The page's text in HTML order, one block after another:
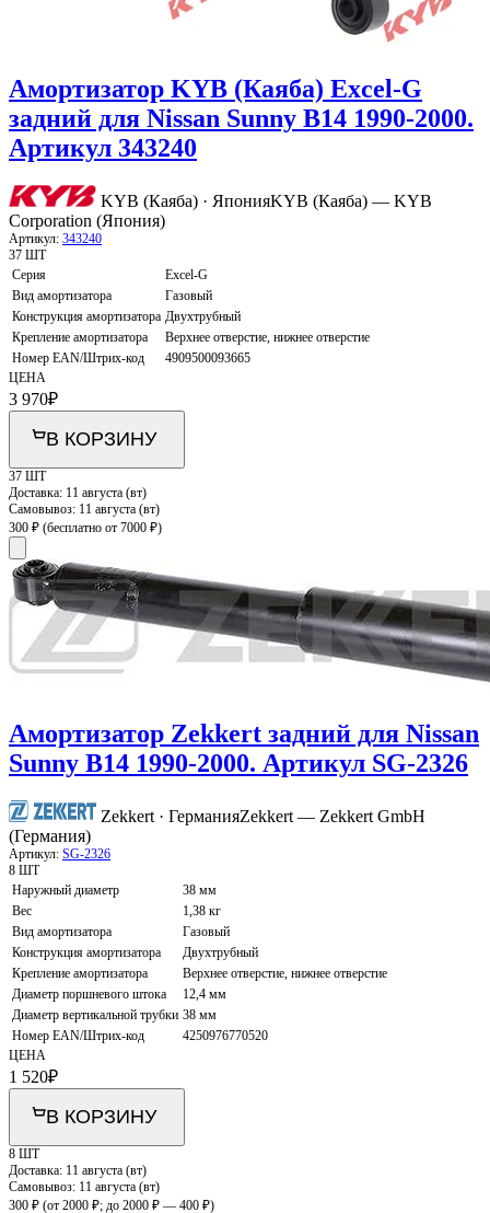
Амортизатор KYB (Каяба) Excel-G
задний для Nissan Sunny B14 1990-2000.
Артикул 343240
KYB (Каяба) · ЯпонияKYB (Каяба) — KYB
Corporation (Япония)
Артикул: 343240
37 ШТ
Серия
Excel-G
Вид амортизатора
Газовый
Конструкция амортизатора Двухтрубный
Крепление амортизатора
Верхнее отверстие, нижнее отверстие
Номер EAN/Штрих-код
4909500093665
ЦЕНА
3 970₽
В КОРЗИНУ
37 ШТ
Доставка: 11 августа (вт)
Самовывоз: 11 августа (вт)
300 ₽ (бесплатно от 7000 ₽)
Амортизатор Zekkert задний для Nissan
Sunny B14 1990-2000. Артикул SG-2326
Zekkert · ГерманияZekkert — Zekkert GmbH
(Германия)
Артикул: SG-2326
8 ШТ
Наружный диаметр
38 мм
Вес
1,38 кг
Вид амортизатора
Газовый
Конструкция амортизатора
Двухтрубный
Крепление амортизатора
Верхнее отверстие, нижнее отверстие
Диаметр поршневого штока
12,4 мм
Диаметр вертикальной трубки 38 мм
Номер EAN/Штрих-код
4250976770520
ЦЕНА
1 520₽
В КОРЗИНУ
8 ШТ
Доставка: 11 августа (вт)
Самовывоз: 11 августа (вт)
300 ₽ (от 2000 ₽; до 2000 ₽ — 400 ₽)